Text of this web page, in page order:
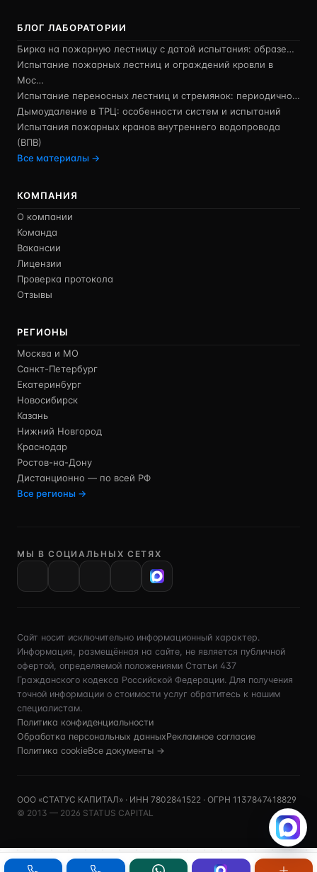
БЛОГ ЛАБОРАТОРИИ
Бирка на пожарную лестницу с датой испытания: образе…
Испытание пожарных лестниц и ограждений кровли в
Мос…
Испытание переносных лестниц и стремянок: периодично…
Дымоудаление в ТРЦ: особенности систем и испытаний
Испытания пожарных кранов внутреннего водопровода
(ВПВ)
Все материалы →
КОМПАНИЯ
О компании
Команда
Вакансии
Лицензии
Проверка протокола
Отзывы
РЕГИОНЫ
Москва и МО
Санкт-Петербург
Екатеринбург
Новосибирск
Казань
Нижний Новгород
Краснодар
Ростов-на-Дону
Дистанционно — по всей РФ
Все регионы →
МЫ В СОЦИАЛЬНЫХ СЕТЯХ
Сайт носит исключительно информационный характер.
Информация, размещённая на сайте, не является публичной
офертой, определяемой положениями Статьи 437
Гражданского кодекса Российской Федерации. Для получения
точной информации о стоимости услуг обратитесь к нашим
специалистам.
Политика конфиденциальности
Обработка персональных данныхРекламное согласие
Политика cookieВсе документы →
ООО «СТАТУС КАПИТАЛ» · ИНН 7802841522 · ОГРН 1137847418829
© 2013 — 2026 STATUS CAPITAL